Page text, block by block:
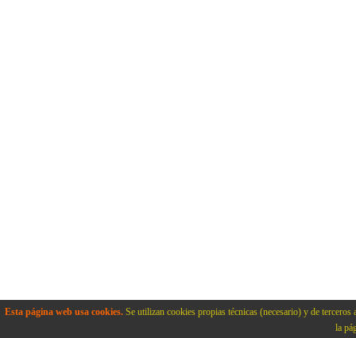
Esta página web usa cookies. Se utilizan cookies propias técnicas (necesario) y de
la